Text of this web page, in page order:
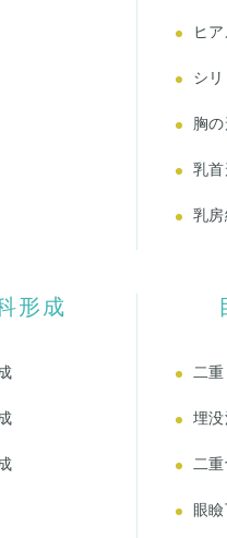
ヒ
シ
胸
乳
乳
形成
二
埋
二
眼